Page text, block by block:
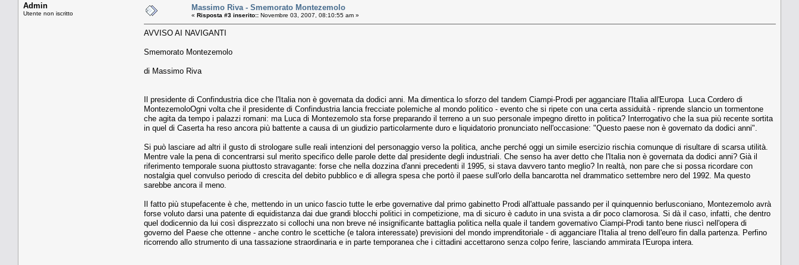
Admin
Utente non iscritto
Massimo Riva - Smemorato Montezemolo
« Risposta #3 inserito:: Novembre 03, 2007, 08:10:55 am »
AVVISO AI NAVIGANTI
Smemorato Montezemolo
di Massimo Riva
Il presidente di Confindustria dice che l'Italia non è governata da dodici anni. Ma dimentica lo sforzo del tandem Ciampi-Prodi per agganciare l'Italia all'Europa Luca Cordero di
MontezemoloOgni volta che il presidente di Confindustria lancia frecciate polemiche al mondo politico - evento che si ripete con una certa assiduità - riprende slancio un tormentone
che agita da tempo i palazzi romani: ma Luca di Montezemolo sta forse preparando il terreno a un suo personale impegno diretto in politica? Interrogativo che la sua più recente sortita
in quel di Caserta ha reso ancora più battente a causa di un giudizio particolarmente duro e liquidatorio pronunciato nell'occasione: "Questo paese non è governato da dodici anni".
Si può lasciare ad altri il gusto di strologare sulle reali intenzioni del personaggio verso la politica, anche perché oggi un simile esercizio rischia comunque di risultare di scarsa utilità.
Mentre vale la pena di concentrarsi sul merito specifico delle parole dette dal presidente degli industriali. Che senso ha aver detto che l'Italia non è governata da dodici anni? Già il
riferimento temporale suona piuttosto stravagante: forse che nella dozzina d'anni precedenti il 1995, si stava davvero tanto meglio? In realtà, non pare che si possa ricordare con
nostalgia quel convulso periodo di crescita del debito pubblico e di allegra spesa che portò il paese sull'orlo della bancarotta nel drammatico settembre nero del 1992. Ma questo
sarebbe ancora il meno.
Il fatto più stupefacente è che, mettendo in un unico fascio tutte le erbe governative dal primo gabinetto Prodi all'attuale passando per il quinquennio berlusconiano, Montezemolo avrà
forse voluto darsi una patente di equidistanza dai due grandi blocchi politici in competizione, ma di sicuro è caduto in una svista a dir poco clamorosa. Si dà il caso, infatti, che dentro
quel dodicennio da lui così disprezzato si collochi una non breve né insignificante battaglia politica nella quale il tandem governativo Ciampi-Prodi tanto bene riuscì nell'opera di
governo del Paese che ottenne - anche contro le scettiche (e talora interessate) previsioni del mondo imprenditoriale - di agganciare l'Italia al treno dell'euro fin dalla partenza. Perfino
ricorrendo allo strumento di una tassazione straordinaria e in parte temporanea che i cittadini accettarono senza colpo ferire, lasciando ammirata l'Europa intera.